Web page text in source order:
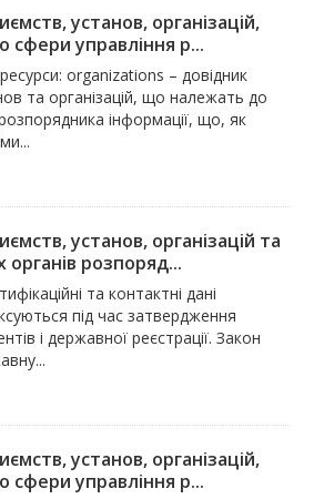
установ, організацій,
управління р...
organizations – довідник
та організацій, що належать до
інформації, що, як
установ, організацій та
органів розпоряд...
та контактні дані
під час затвердження
і державної реєстрації. Закон
установ, організацій,
управління р...